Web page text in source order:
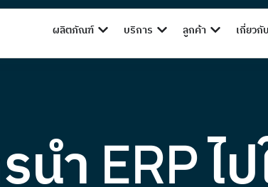
ผลิตภัณฑ์ บริการ ลูกค้า เกี่ยวกั
นำ ERP